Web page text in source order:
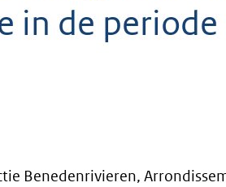
in de periode
Benedenrivieren,